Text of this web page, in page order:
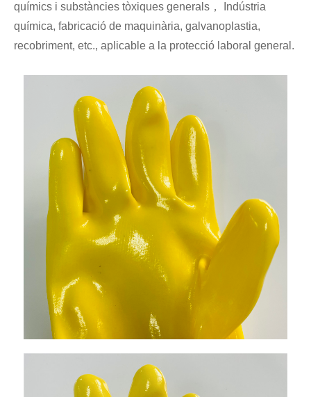
químics i substàncies tòxiques generals， Indústria
química, fabricació de maquinària, galvanoplastia,
recobriment, etc., aplicable a la protecció laboral general.